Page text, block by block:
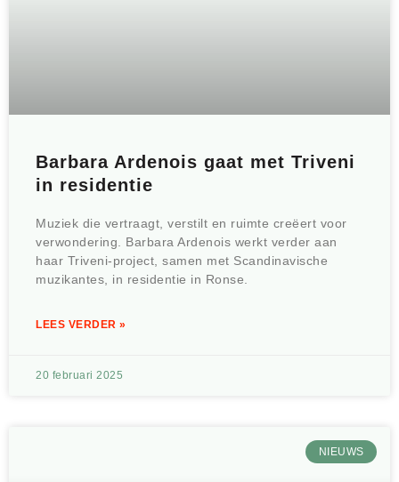
Barbara Ardenois gaat met Triveni
in residentie
Muziek die vertraagt, verstilt en ruimte creëert voor
verwondering. Barbara Ardenois werkt verder aan
haar Triveni-project, samen met Scandinavische
muzikantes, in residentie in Ronse.
LEES VERDER »
20 februari 2025
NIEUWS